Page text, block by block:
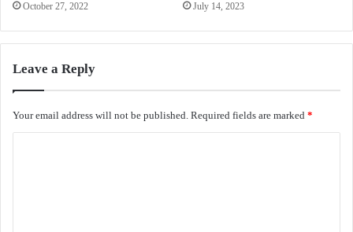
October 27, 2022 July 14, 2023
Leave a Reply
Your email address will not be published. Required fields are marked *